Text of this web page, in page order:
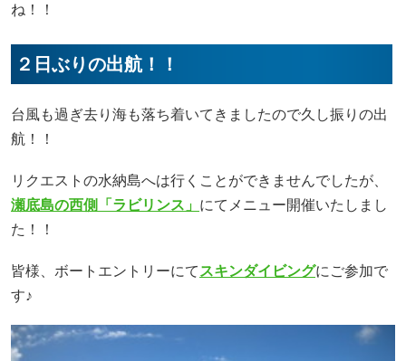
ね！！
２日ぶりの出航！！
台風も過ぎ去り海も落ち着いてきましたので久し振りの出
航！！
リクエストの水納島へは行くことができませんでしたが、
瀬底島の西側「ラビリンス」 にてメニュー開催いたしまし
た！！
皆様、ボートエントリーにて スキンダイビングにご参加で
す♪